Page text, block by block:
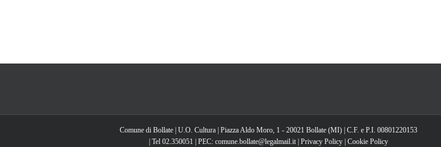
Comune di Bollate | U.O. Cultura | Piazza Aldo Moro, 1 - 20021 Bollate (MI) | C.F. e P.I. 00801220153
| Tel 02.350051 | PEC: comune.bollate@legalmail.it | Privacy Policy Cookie Policy